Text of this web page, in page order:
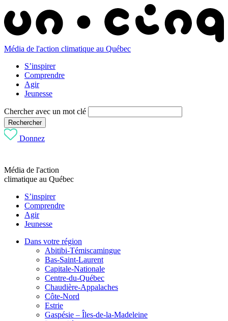
Média de l'action climatique au Québec
S’inspirer
Comprendre
Agir
Jeunesse
Chercher avec un mot clé
Rechercher
Donnez
Média de l'action
climatique au Québec
S’inspirer
Comprendre
Agir
Jeunesse
Dans votre région
Abitibi-Témiscamingue
Bas-Saint-Laurent
Capitale-Nationale
Centre-du-Québec
Chaudière-Appalaches
Côte-Nord
Estrie
Gaspésie – Îles-de-la-Madeleine